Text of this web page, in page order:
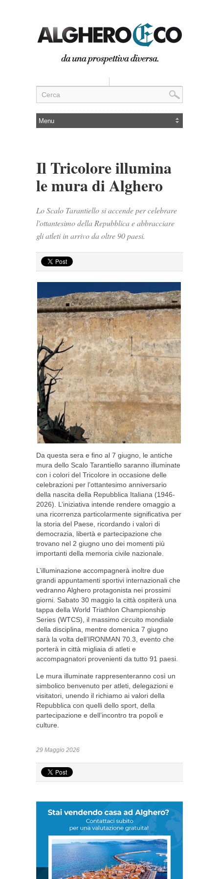
Il Tricolore illumina
le mura di Alghero
Lo Scalo Tarantiello si accende per celebrare
l'ottantesimo della Repubblica e abbracciare
gli atleti in arrivo da oltre 90 paesi.
Da questa sera e fino al 7 giugno, le antiche
mura dello Scalo Tarantiello saranno illuminate
con i colori del Tricolore in occasione delle
celebrazioni per l’ottantesimo anniversario
della nascita della Repubblica Italiana (1946-
2026). L’iniziativa intende rendere omaggio a
una ricorrenza particolarmente significativa per
la storia del Paese, ricordando i valori di
democrazia, libertà e partecipazione che
trovano nel 2 giugno uno dei momenti più
importanti della memoria civile nazionale.
L’illuminazione accompagnerà inoltre due
grandi appuntamenti sportivi internazionali che
vedranno Alghero protagonista nei prossimi
giorni. Sabato 30 maggio la città ospiterà una
tappa della World Triathlon Championship
Series (WTCS), il massimo circuito mondiale
della disciplina, mentre domenica 7 giugno
sarà la volta dell’IRONMAN 70.3, evento che
porterà in città migliaia di atleti e
accompagnatori provenienti da tutto 91 paesi.
Le mura illuminate rappresenteranno così un
simbolico benvenuto per atleti, delegazioni e
visitatori, unendo il richiamo ai valori della
Repubblica con quelli dello sport, della
partecipazione e dell’incontro tra popoli e
culture.
29 Maggio 2026